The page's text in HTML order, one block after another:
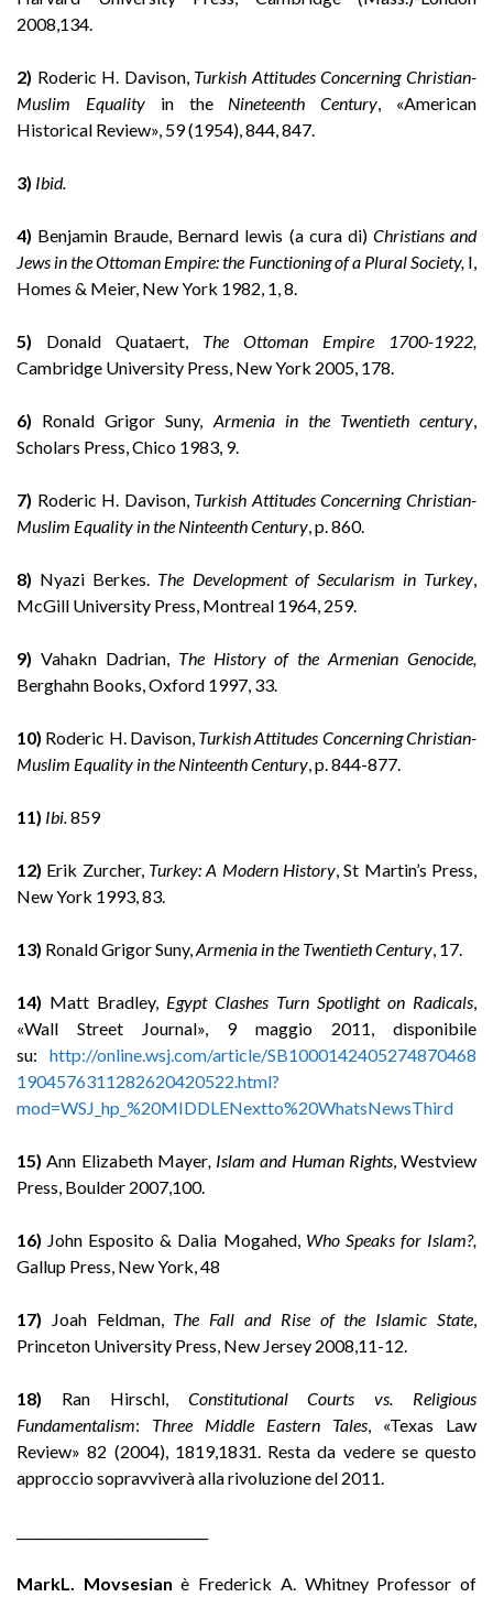
2008,134.
2) Roderic H. Davison, Turkish Attitudes Concerning Christian-
Muslim Equalityin the Nineteenth Century , «American
Historical Review», 59 (1954), 844, 847.
3) Ibid.
4) Benjamin Braude, Bernard lewis (a cura di) Christians and
Jews in the Ottoman Empire: the Functioning of a Plural Society, I,
Homes & Meier, New York 1982, 1, 8.
5) Donald Quataert, The Ottoman Empire 1700-1922,
Cambridge University Press, New York 2005, 178.
6) Ronald Grigor Suny, Armenia in the Twentieth century
Scholars Press, Chico 1983, 9.
7) Roderic H. Davison, Turkish Attitudes Concerning Christian-
Muslim Equality in the Ninteenth Century , p. 860.
8) Nyazi Berkes. The Development of Secularism in Turkey
McGill University Press, Montreal 1964, 259.
9) Vahakn Dadrian, The History of the Armenian Genocide,
Berghahn Books, Oxford 1997, 33.
10) Roderic H. Davison, Turkish Attitudes Concerning Christian-
Muslim Equality in the Ninteenth Century , p. 844-877.
11) Ibi. 859
12) Erik Zurcher, Turkey: A Modern History , St Martin’s Press,
New York 1993, 83.
13) Ronald Grigor Suny, Armenia in the Twentieth Century , 17.
14) Matt Bradley, Egypt Clashes Turn Spotlight on Radicals
«Wall Street Journal», 9 maggio 2011, disponibile
su: http://online.wsj.com/article/SB1000142405274870468
1904576311282620420522.html?
mod=WSJ_hp_%20MIDDLENextto%20WhatsNewsThird
15) Ann Elizabeth Mayer, Islam and Human Rights, Westview
Press, Boulder 2007,100.
16) John Esposito & Dalia Mogahed, Who Speaks for Islam?,
Gallup Press, New York, 48
17) Joah Feldman, The Fall and Rise of the Islamic State
Princeton University Press, New Jersey 2008,11-12.
18) Ran Hirschl, Constitutional Courts vs. Religious
Fundamentalism: Three Middle Eastern Tales , «Texas Law
Review» 82 (2004), 1819,1831. Resta da vedere se questo
approccio sopravviverà alla rivoluzione del 2011.
MarkL. Movsesian è Frederick A. Whitney Professor of